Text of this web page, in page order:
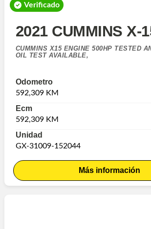
Verificado
2021 CUMMINS X-
CUMMINS X15 ENGINE 500HP TESTED
OIL TEST AVAILABLE,
Odometro
592,309 KM
Ecm
592,309 KM
Unidad
GX-31009-152044
Más información